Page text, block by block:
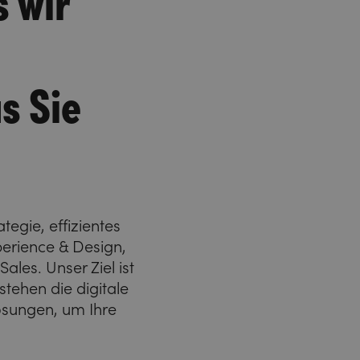
Sie
effizientes
& Design,
Unser Ziel ist
die digitale
um Ihre